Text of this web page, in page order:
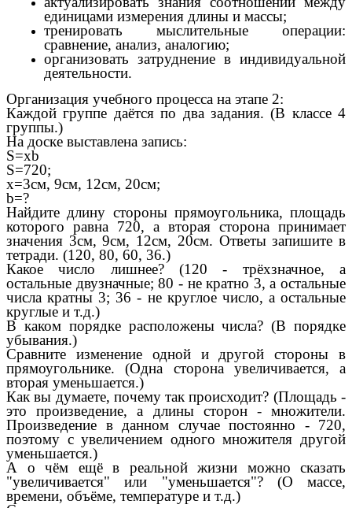
единицами измерения длины и массы;
тренировать мыслительные операции:
сравнение, анализ, аналогию;
организовать затруднение в индивидуальной
деятельности.
Организация учебного процесса на этапе 2:
Каждой группе даётся по два задания. (В классе 4
группы.)
На доске выставлена запись:
S=xb
S=720;
x=3см, 9см, 12см, 20см;
b=?
Найдите длину стороны прямоугольника, площадь
которого равна 720, а вторая сторона принимает
значения 3см, 9см, 12см, 20см. Ответы запишите в
тетради. (120, 80, 60, 36.)
Какое число лишнее? (120 - трёхзначное, а
остальные двузначные; 80 - не кратно 3, а остальные
числа кратны 3; 36 - не круглое число, а остальные
круглые и т.д.)
В каком порядке расположены числа? (В порядке
убывания.)
Сравните изменение одной и другой стороны в
прямоугольнике. (Одна сторона увеличивается, а
вторая уменьшается.)
Как вы думаете, почему так происходит? (Площадь -
это произведение, а длины сторон - множители.
Произведение в данном случае постоянно - 720,
поэтому с увеличением одного множителя другой
уменьшается.)
А о чём ещё в реальной жизни можно сказать
"увеличивается" или "уменьшается"? (О массе,
времени, объёме, температуре и т.д.)